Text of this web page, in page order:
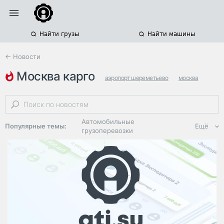
Найти грузы Найти машины
← Новости
москва карго аэропорт шереметьево москва
грузовые авиаперевозки
Популярные темы:
Автомобильные
грузоперевозки
Региональная
логистика
ЭДО, ИТ в
логистике
Дороги,
инфраструктура
Ещё